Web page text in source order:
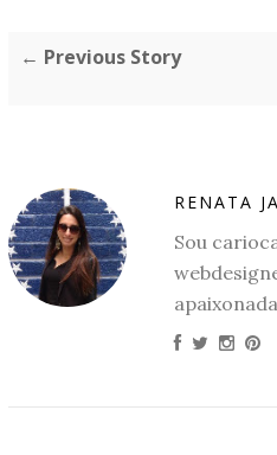
← Previous Story
RENATA
Sou